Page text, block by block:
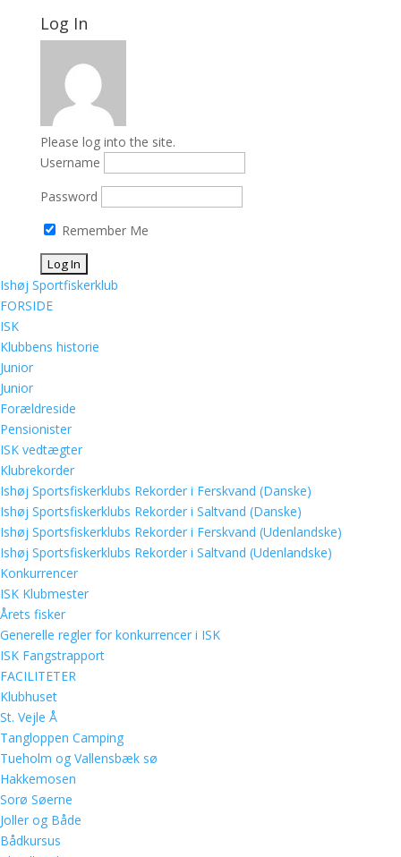
Log In
Please log into the site.
Username
Password
Remember Me
Ishøj Sportfiskerklub
FORSIDE
ISK
Klubbens historie
Junior
Junior
Forældreside
Pensionister
ISK vedtægter
Klubrekorder
Ishøj Sportsfiskerklubs Rekorder i Ferskvand (Danske)
Ishøj Sportsfiskerklubs Rekorder i Saltvand (Danske)
Ishøj Sportsfiskerklubs Rekorder i Ferskvand (Udenlandske)
Ishøj Sportsfiskerklubs Rekorder i Saltvand (Udenlandske)
Konkurrencer
ISK Klubmester
Årets fisker
Generelle regler for konkurrencer i ISK
ISK Fangstrapport
FACILITETER
Klubhuset
St. Vejle Å
Tangloppen Camping
Tueholm og Vallensbæk sø
Hakkemosen
Sorø Søerne
Joller og Både
Bådkursus